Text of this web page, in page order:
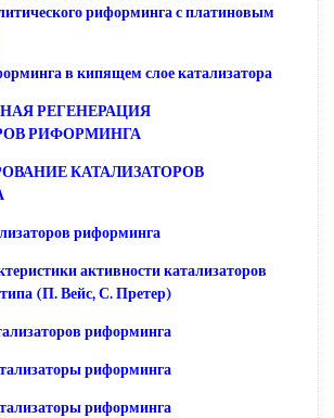
риформинга с платиновым
в кипящем слое катализатора
РЕГЕНЕРАЦИЯ
РИФОРМИНГА
КАТАЛИЗАТОРОВ
риформинга
активности катализаторов
(П. Вейс, С. Претер)
риформинга
риформинга
риформинга